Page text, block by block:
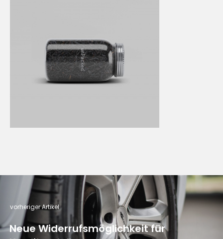
vorheriger Artikel
Neue Widerrufsmöglichkeit für